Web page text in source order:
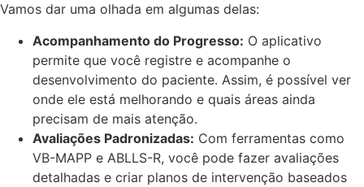
Vamos dar uma olhada em algumas delas:
Acompanhamento do Progresso: O aplicativo
permite que você registre e acompanhe o
desenvolvimento do paciente. Assim, é possível ver
onde ele está melhorando e quais áreas ainda
precisam de mais atenção.
Avaliações Padronizadas: Com ferramentas como
VB-MAPP e ABLLS-R, você pode fazer avaliações
detalhadas e criar planos de intervenção baseados